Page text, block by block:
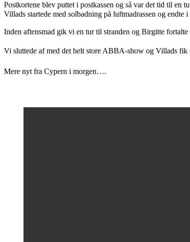
Postkortene blev puttet i postkassen og så var det tid til en
Villads startede med solbadning på luftmadrassen og
Inden aftensmad gik vi en tur til stranden og Birgitte
Vi sluttede af med det helt store ABBA-show og Villads fik
Mere nyt fra Cypern i morgen….